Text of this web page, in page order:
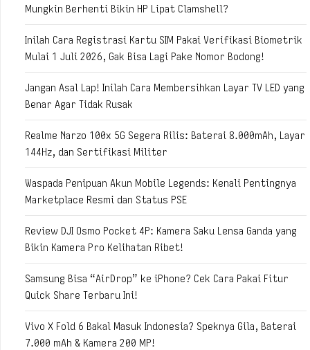
Mungkin Berhenti Bikin HP Lipat Clamshell?
Inilah Cara Registrasi Kartu SIM Pakai Verifikasi Biometrik
Mulai 1 Juli 2026, Gak Bisa Lagi Pake Nomor Bodong!
Jangan Asal Lap! Inilah Cara Membersihkan Layar TV LED yang
Benar Agar Tidak Rusak
Realme Narzo 100x 5G Segera Rilis: Baterai 8.000mAh, Layar
144Hz, dan Sertifikasi Militer
Waspada Penipuan Akun Mobile Legends: Kenali Pentingnya
Marketplace Resmi dan Status PSE
Review DJI Osmo Pocket 4P: Kamera Saku Lensa Ganda yang
Bikin Kamera Pro Kelihatan Ribet!
Samsung Bisa “AirDrop” ke iPhone? Cek Cara Pakai Fitur
Quick Share Terbaru Ini!
Vivo X Fold 6 Bakal Masuk Indonesia? Speknya Gila, Baterai
7.000 mAh & Kamera 200 MP!